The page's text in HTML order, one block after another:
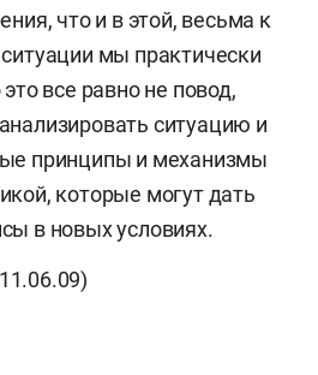
что и в этой, весьма к
мы практически
все равно не повод,
ситуацию и
принципы и механизмы
которые могут дать
в новых условиях.